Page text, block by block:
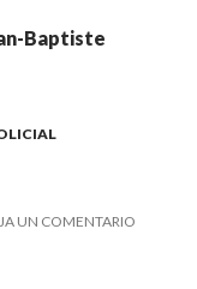
Baptiste
UN COMENTARIO